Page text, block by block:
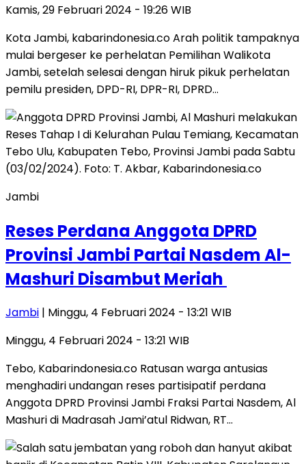
Kamis, 29 Februari 2024 - 19:26 WIB
Kota Jambi, kabarindonesia.co Arah politik tampaknya
mulai bergeser ke perhelatan Pemilihan Walikota
Jambi, setelah selesai dengan hiruk pikuk perhelatan
pemilu presiden, DPD-RI, DPR-RI, DPRD…
Jambi
Reses Perdana Anggota DPRD
Provinsi Jambi Partai Nasdem Al-
Mashuri Disambut Meriah
Jambi | Minggu, 4 Februari 2024 - 13:21 WIB
Minggu, 4 Februari 2024 - 13:21 WIB
Tebo, Kabarindonesia.co Ratusan warga antusias
menghadiri undangan reses partisipatif perdana
Anggota DPRD Provinsi Jambi Fraksi Partai Nasdem, Al
Mashuri di Madrasah Jami’atul Ridwan, RT…